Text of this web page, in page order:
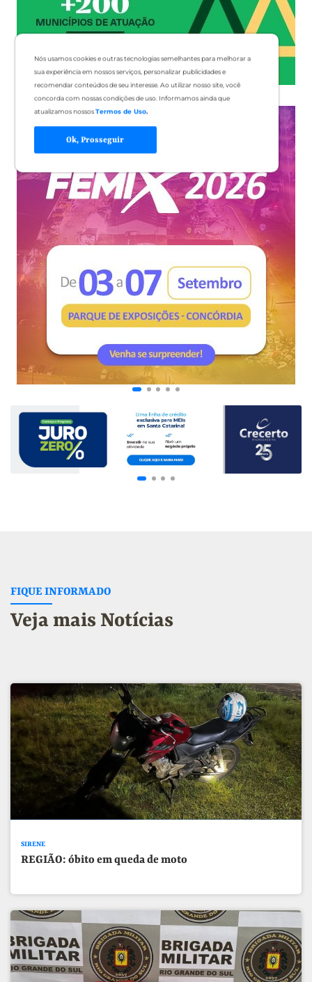
Nós usamos cookies e outras tecnologias semelhantes para melhorar a
sua experiência em nossos serviços, personalizar publicidades e
recomendar conteúdos de seu interesse. Ao utilizar nosso site, você
concorda com nossas condições de uso. Informamos ainda que
atualizamos nossosTermos de Uso.
Ok, Prosseguir
FIQUE INFORMADO
Veja mais Notícias
SIRENE
REGIÃO: óbito em queda de moto